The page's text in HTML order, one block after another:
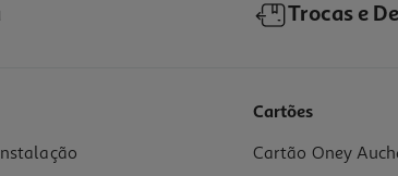
Trocas e
Cartões
Cartão Oney